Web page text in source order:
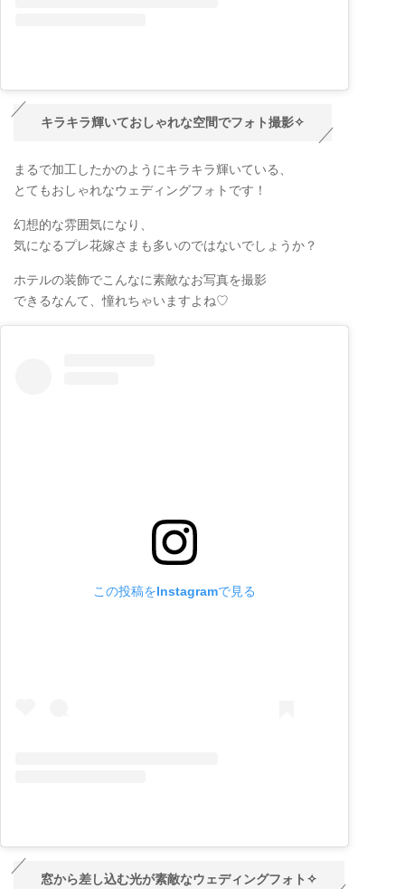
キラキラ輝いておしゃれな空間でフォト撮影✧
まるで加工したかのようにキラキラ輝いている、
とてもおしゃれなウェディングフォトです！
幻想的な雰囲気になり、
気になるプレ花嫁さまも多いのではないでしょうか？
ホテルの装飾でこんなに素敵なお写真を撮影
できるなんて、憧れちゃいますよね♡
この投稿をInstagramで見る
窓から差し込む光が素敵なウェディングフォト✧